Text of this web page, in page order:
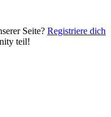
Seite? Registriere dich
teil!